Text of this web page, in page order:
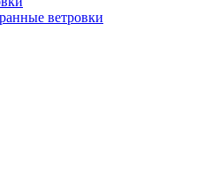
ветровки